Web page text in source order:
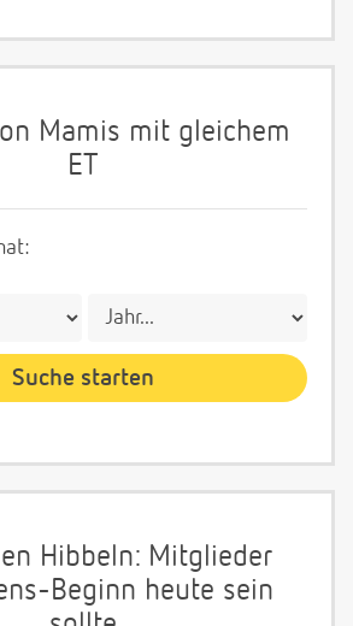
Mamis mit gleichem
ET
Hibbeln: Mitglieder
Beginn heute sein